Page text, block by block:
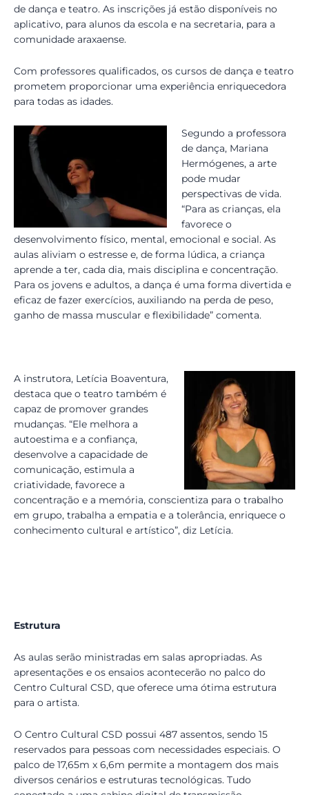
de dança e teatro. As inscrições já estão disponíveis no
aplicativo, para alunos da escola e na secretaria, para a
comunidade araxaense.
Com professores qualificados, os cursos de dança e teatro
prometem proporcionar uma experiência enriquecedora
para todas as idades.
Segundo a professora
de dança, Mariana
Hermógenes, a arte
pode mudar
perspectivas de vida.
“Para as crianças, ela
favorece o
desenvolvimento físico, mental, emocional e social. As
aulas aliviam o estresse e, de forma lúdica, a criança
aprende a ter, cada dia, mais disciplina e concentração.
Para os jovens e adultos, a dança é uma forma divertida e
eficaz de fazer exercícios, auxiliando na perda de peso,
ganho de massa muscular e flexibilidade” comenta.
A instrutora, Letícia Boaventura,
destaca que o teatro também é
capaz de promover grandes
mudanças. “Ele melhora a
autoestima e a confiança,
desenvolve a capacidade de
comunicação, estimula a
criatividade, favorece a
concentração e a memória, conscientiza para o trabalho
em grupo, trabalha a empatia e a tolerância, enriquece o
conhecimento cultural e artístico”, diz Letícia.
Estrutura
As aulas serão ministradas em salas apropriadas. As
apresentações e os ensaios acontecerão no palco do
Centro Cultural CSD, que oferece uma ótima estrutura
para o artista.
O Centro Cultural CSD possui 487 assentos, sendo 15
reservados para pessoas com necessidades especiais. O
palco de 17,65m x 6,6m permite a montagem dos mais
diversos cenários e estruturas tecnológicas. Tudo